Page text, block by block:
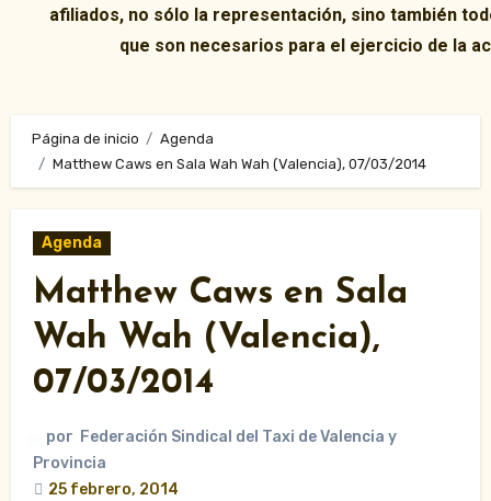
afiliados, no sólo la representación, sino también
que son necesarios para el ejercicio de la
Página de inicio
Agenda
Matthew Caws en Sala Wah Wah (Valencia), 07/03/2014
Agenda
Matthew Caws en Sala
Wah Wah (Valencia),
07/03/2014
por Federación Sindical del Taxi de Valencia y
Provincia
25 febrero, 2014